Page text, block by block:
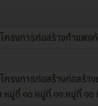
ครงการก่อสร้างกำแพ
ครงการก่อสร้างก่อสร้
หมู่ที่ ๑๐ หมู่ที่ ๑๑ หมู่ที่ ๑๐